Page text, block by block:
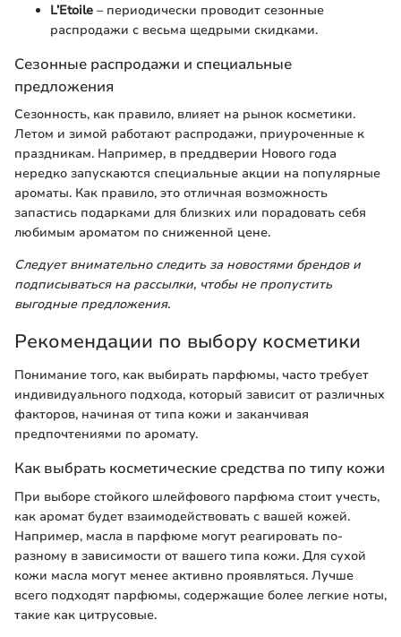
L’Etoile – периодически проводит сезонные
распродажи с весьма щедрыми скидками.
Сезонные распродажи и специальные
предложения
Сезонность, как правило, влияет на рынок косметики.
Летом и зимой работают распродажи, приуроченные к
праздникам. Например, в преддверии Нового года
нередко запускаются специальные акции на популярные
ароматы. Как правило, это отличная возможность
запастись подарками для близких или порадовать себя
любимым ароматом по сниженной цене.
Следует внимательно следить за новостями брендов и
подписываться на рассылки, чтобы не пропустить
выгодные предложения.
Рекомендации по выбору косметики
Понимание того, как выбирать парфюмы, часто требует
индивидуального подхода, который зависит от различных
факторов, начиная от типа кожи и заканчивая
предпочтениями по аромату.
Как выбрать косметические средства по типу кожи
При выборе стойкого шлейфового парфюма стоит учесть,
как аромат будет взаимодействовать с вашей кожей.
Например, масла в парфюме могут реагировать по-
разному в зависимости от вашего типа кожи. Для сухой
кожи масла могут менее активно проявляться. Лучше
всего подходят парфюмы, содержащие более легкие ноты,
такие как цитрусовые.